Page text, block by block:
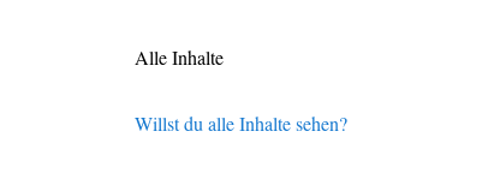
Alle Inhalte
Willst du alle Inhalte sehen?